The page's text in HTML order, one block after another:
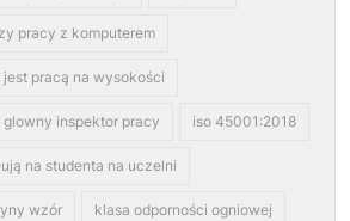
pracy z komputerem
pracą na wysokości
glowny inspektor pracy iso 45001:2018
na studenta na uczelni
wzór klasa odporności ogniowej